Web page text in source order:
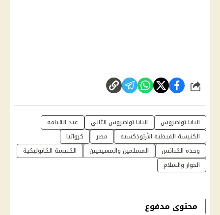
شارك
البابا تواضروس البابا تواضروس الثاني
عيد القيامه
الكنيسة القبطية الأرثوذكسية
مصر
كرواتيا
وحدة الكنائس
المسلمين والمسيحيين
الكنيسة الكاثوليكية
الحوار والسلام
محتوى مدفوع